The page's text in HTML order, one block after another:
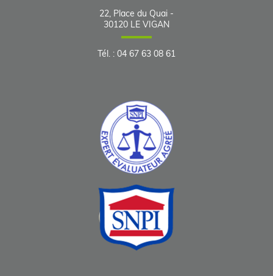
22, Place du Quai -
30120 LE VIGAN
Tél. : 04 67 63 08 61